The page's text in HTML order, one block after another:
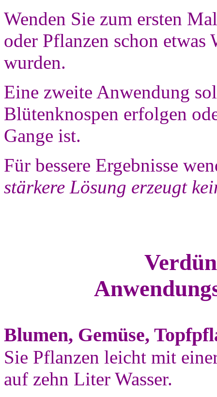
Wenden Sie zum ersten
oder Pflanzen schon etwas
wurden.
Eine zweite Anwendung
Blütenknospen erfolgen
Gange ist.
Für bessere Ergebnisse
stärkere Lösung erzeugt
Blumen, Gemüse,
Sie Pflanzen leicht mit
auf zehn Liter Wasser.